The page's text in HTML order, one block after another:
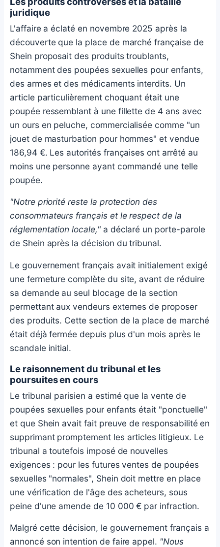
juridique
L'affaire a éclaté en novembre 2025 après la
découverte que la place de marché française de
Shein proposait des produits troublants,
notamment des poupées sexuelles pour enfants,
des armes et des médicaments interdits. Un
article particulièrement choquant était une
poupée ressemblant à une fillette de 4 ans avec
un ours en peluche, commercialisée comme "un
jouet de masturbation pour hommes" et vendue
186,94 €. Les autorités françaises ont arrêté au
moins une personne ayant commandé une telle
poupée.
"Notre priorité reste la protection des
consommateurs français et le respect de la
réglementation locale,"a déclaré un porte-parole
de Shein après la décision du tribunal.
Le gouvernement français avait initialement exigé
une fermeture complète du site, avant de réduire
sa demande au seul blocage de la section
permettant aux vendeurs externes de proposer
des produits. Cette section de la place de marché
était déjà fermée depuis plus d'un mois après le
scandale initial.
Le raisonnement du tribunal et les
poursuites en cours
Le tribunal parisien a estimé que la vente de
poupées sexuelles pour enfants était "ponctuelle"
et que Shein avait fait preuve de responsabilité en
supprimant promptement les articles litigieux. Le
tribunal a toutefois imposé de nouvelles
exigences : pour les futures ventes de poupées
sexuelles "normales", Shein doit mettre en place
une vérification de l'âge des acheteurs, sous
peine d'une amende de 10 000 € par infraction.
Malgré cette décision, le gouvernement français a
annoncé son intention de faire appel. "Nous